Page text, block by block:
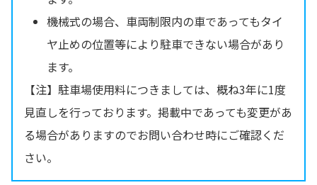
機械式の場合、車両制限内の車であってもタイ
ヤ止めの位置等により駐車できない場合があり
ます。
【注】駐車場使用料につきましては、概ね3年に1度
見直しを行っております。掲載中であっても変更があ
る場合がありますのでお問い合わせ時にご確認くだ
さい。